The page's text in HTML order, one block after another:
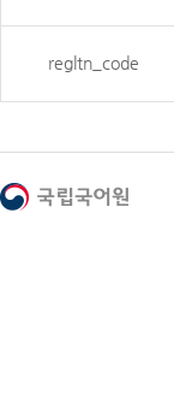
regltn_code